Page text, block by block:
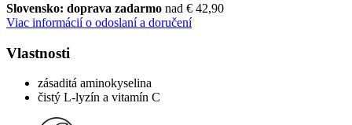
Slovensko: doprava zadarmo nad € 42,90
Viac informácií o odoslaní a doručení
Vlastnosti
zásaditá aminokyselina
čistý L-lyzín a vitamín C